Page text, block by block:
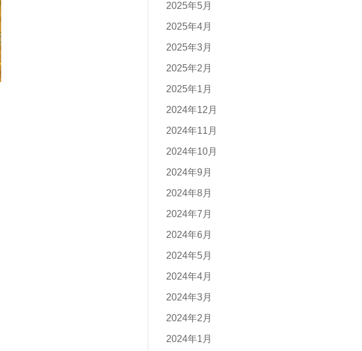
2025年5月
2025年4月
2025年3月
2025年2月
2025年1月
2024年12月
2024年11月
2024年10月
2024年9月
2024年8月
2024年7月
2024年6月
2024年5月
2024年4月
2024年3月
2024年2月
2024年1月